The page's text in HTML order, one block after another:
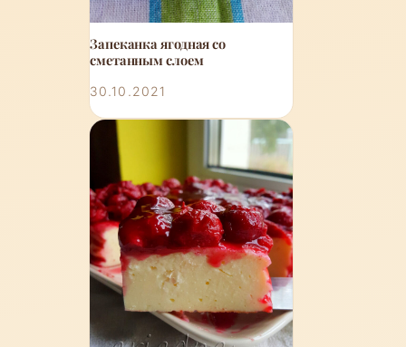
Запеканка ягодная со
сметанным слоем
30.10.2021